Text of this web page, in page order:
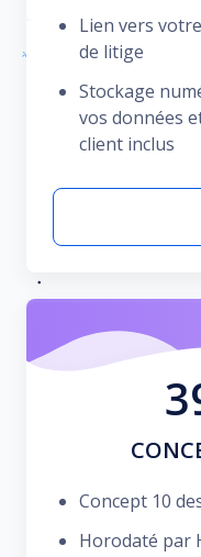
Lien vers
de litige
Stockage
vos données
client inclus
Concept 10
Horodaté par